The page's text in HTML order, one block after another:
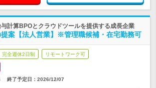
計算BPOとクラウドツールを提供する成長企業
提案【法人営業】※管理職候補・在宅勤務可
完全週休2日制 リモートワーク可
終了予定日： 2026/12/07